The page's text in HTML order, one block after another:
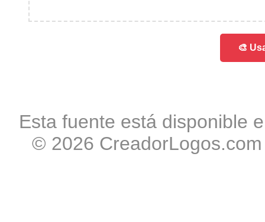
🎨
Esta fuente está disponible
© 2026